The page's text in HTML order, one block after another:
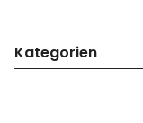
Kategorien